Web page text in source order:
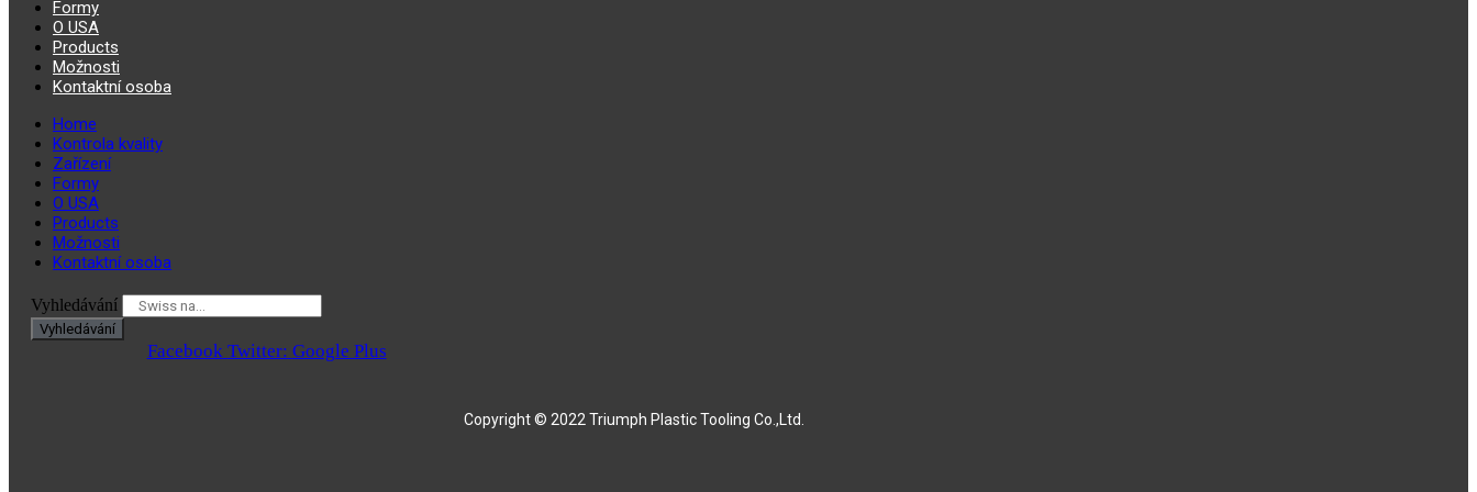
Formy
O USA
Products
Možnosti
Kontaktní osoba
Home
Kontrola kvality
Zařízení
Formy
O USA
Products
Možnosti
Kontaktní osoba
Vyhledávání
Vyhledávání
Facebook Twitter: Google Plus
Copyright © 2022 Triumph Plastic Tooling Co.,Ltd.